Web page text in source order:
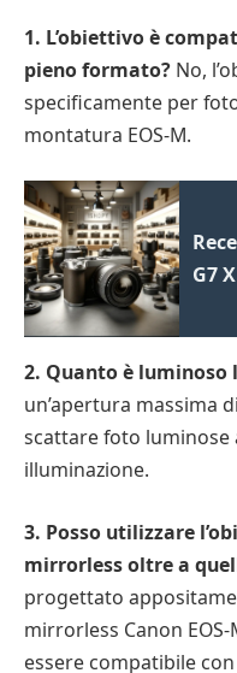
1. L’obiettivo è
pieno formato? No,
specificamente per
montatura EOS-M.
G7
2. Quanto è luminoso
un’apertura massima
scattare foto luminose
illuminazione.
3. Posso utilizzare
mirrorless oltre a
progettato
mirrorless Canon
essere compatibile